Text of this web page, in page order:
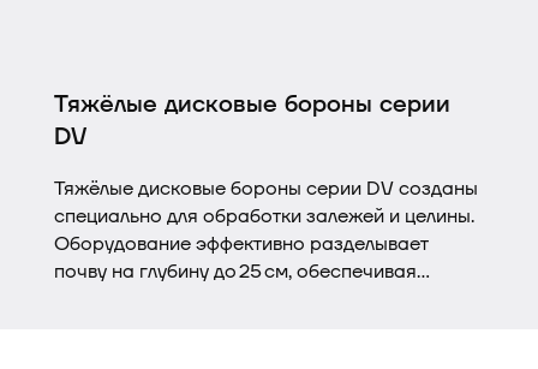
Тяжёлые дисковые бороны серии
DV
Тяжёлые дисковые бороны серии DV созданы
специально для обработки залежей и целины.
Оборудование эффективно разделывает
почву на глубину до 25 см, обеспечивая